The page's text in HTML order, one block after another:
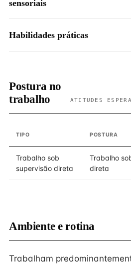
sensoriais
Habilidades práticas
Postura no
trabalho
ATITUDES
TIPO POSTURA
Trabalho sob
supervisão direta
Trabalho
direta
Ambiente e rotina
Trabalham